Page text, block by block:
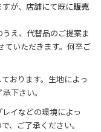
が、店舗にて既に販売
え、代替品のご提案ま
ていただきます。何卒ご
おります。生地によっ
下さい。
イなどの環境によっ
、ご了承ください。